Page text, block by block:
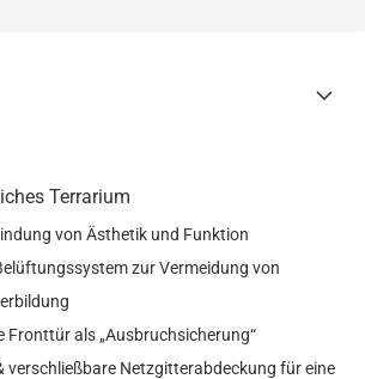
Terrarium
von Ästhetik und Funktion
zur Vermeidung von
Fronttür als „Ausbruchsicherung“
verschließbare Netzgitterabdeckung für eine